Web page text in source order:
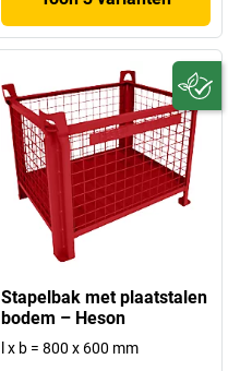
Stapelbak met plaatstalen
bodem – Heson
l x b = 800 x 600 mm